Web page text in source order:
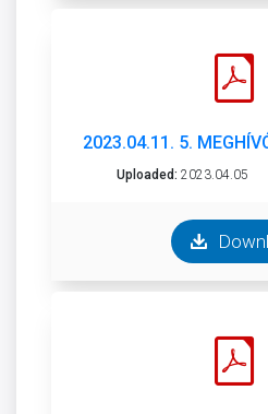
2023.04.11. 5.
Uploaded: 2023.04.05